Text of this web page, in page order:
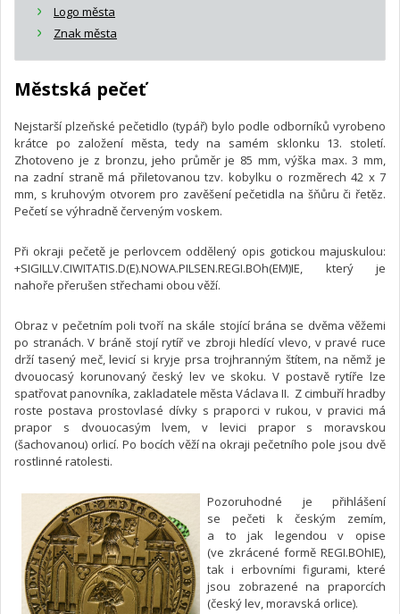
Logo města
Znak města
Městská pečeť
Nejstarší plzeňské pečetidlo (typář) bylo podle odborníků vyrobeno
krátce po založení města, tedy na samém sklonku 13. století.
Zhotoveno je z bronzu, jeho průměr je 85 mm, výška max. 3 mm,
na zadní straně má přiletovanou tzv. kobylku o rozměrech 42 x 7
mm, s kruhovým otvorem pro zavěšení pečetidla na šňůru či řetěz.
Pečetí se výhradně červeným voskem.
Při okraji pečetě je perlovcem oddělený opis gotickou majuskulou:
+SIGILLV.CIWITATIS.D(E).NOWA.PILSEN.REGI.BOh(EM)IE, který je
nahoře přerušen střechami obou věží.
Obraz v pečetním poli tvoří na skále stojící brána se dvěma věžemi
po stranách. V bráně stojí rytíř ve zbroji hledící vlevo, v pravé ruce
drží tasený meč, levicí si kryje prsa trojhranným štítem, na němž je
dvouocasý korunovaný český lev ve skoku. V postavě rytíře lze
spatřovat panovníka, zakladatele města Václava II. Z cimbuří hradby
roste postava prostovlasé dívky s praporci v rukou, v pravici má
prapor s dvouocasým lvem, v levici prapor s moravskou
(šachovanou) orlicí. Po bocích věží na okraji pečetního pole jsou dvě
rostlinné ratolesti.
Pozoruhodné je přihlášení
se pečeti k českým zemím,
a to jak legendou v opise
(ve zkrácené formě REGI.BOhIE),
tak i erbovními figurami, které
jsou zobrazené na praporcích
(český lev, moravská orlice).